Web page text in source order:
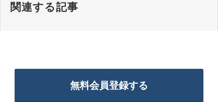
関連する記事
無料会員登録する